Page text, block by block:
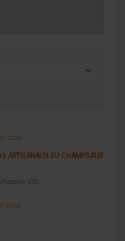
2026
ARTISANAUX DU CHAMPSAUR
(05)
2026